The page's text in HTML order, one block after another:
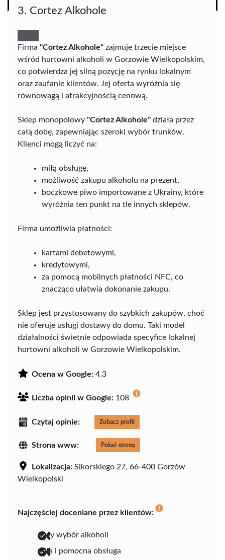
3. Cortez Alkohole
Firma "Cortez Alkohole" zajmuje trzecie miejsce
wśród hurtowni alkoholi w Gorzowie Wielkopolskim,
co potwierdza jej silną pozycję na rynku lokalnym
oraz zaufanie klientów. Jej oferta wyróżnia się
równowagą i atrakcyjnością cenową.
Sklep monopolowy "Cortez Alkohole" działa przez
całą dobę, zapewniając szeroki wybór trunków.
Klienci mogą liczyć na:
miłą obsługę,
możliwość zakupu alkoholu na prezent,
boczkowe piwo importowane z Ukrainy, które
wyróżnia ten punkt na tle innych sklepów.
Firma umożliwia płatności:
kartami debetowymi,
kredytowymi,
za pomocą mobilnych płatności NFC, co
znacząco ułatwia dokonanie zakupu.
Sklep jest przystosowany do szybkich zakupów, choć
nie oferuje usługi dostawy do domu. Taki model
działalności świetnie odpowiada specyfice lokalnej
hurtowni alkoholi w Gorzowie Wielkopolskim.
Ocena w Google: 4.3
Liczba opinii w Google: 108
Czytaj opinie: Zobacz profil
Strona www: Pokaż stronę
Lokalizacja: Sikorskiego 27, 66-400 Gorzów
Wielkopolski
Najczęściej doceniane przez klientów:
duży wybór alkoholi
miła i pomocna obsługa